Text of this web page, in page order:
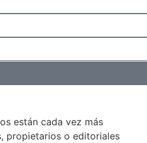
están cada vez más
propietarios o editoriales